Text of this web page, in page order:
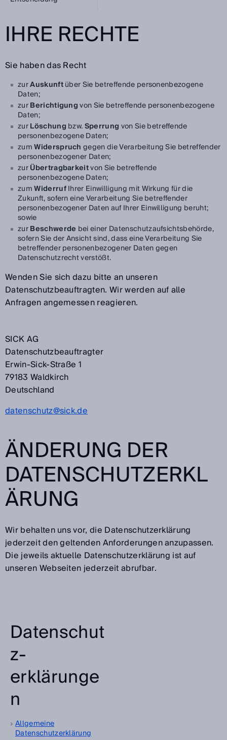
IHRE RECHTE
Sie haben das Recht
zurAuskunftüber Sie betreffende personenbezogene
Daten;
zurBerichtigungvon Sie betreffende personenbezogene
Daten;
zurLöschung bzw.Sperrung von Sie betreffende
personenbezogene Daten;
zumWiderspruchgegen die Verarbeitung Sie betreffender
personenbezogener Daten;
zurÜbertragbarkeitvon Sie betreffende
personenbezogene Daten;
zumWiderrufIhrer Einwilligung mit Wirkung für die
Zukunft, sofern eine Verarbeitung Sie betreffender
personenbezogener Daten auf Ihrer Einwilligung beruht;
sowie
zurBeschwerde bei einer Datenschutzaufsichtsbehörde,
sofern Sie der Ansicht sind, dass eine Verarbeitung Sie
betreffender personenbezogener Daten gegen
Datenschutzrecht verstößt.
Wenden Sie sich dazu bitte an unseren
Datenschutzbeauftragten. Wir werden auf alle
Anfragen angemessen reagieren.
SICK AG
Datenschutzbeauftragter
Erwin-Sick-Straße 1
79183 Waldkirch
Deutschland
datenschutz@sick.de
ÄNDERUNG DER
DATENSCHUTZERKL
ÄRUNG
Wir behalten uns vor, die Datenschutzerklärung
jederzeit den geltenden Anforderungen anzupassen.
Die jeweils aktuelle Datenschutzerklärung ist auf
unseren Webseiten jederzeit abrufbar.
Datenschut
z­
erklärunge
n
Allgemeine
Datenschutzerklärung